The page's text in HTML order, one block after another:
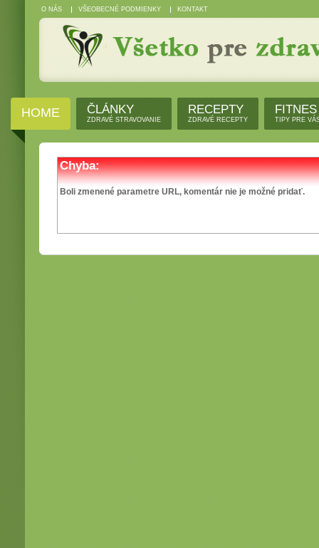
O NÁS VŠEOBECNÉ PODMIENKY KONTAKT
HOME ČLÁNKY
ZDRAVÉ STRAVOVANIE
RECEPTY
ZDRAVÉ RECEPTY
FITNES
TIPY PRE
Chyba:
Boli zmenené parametre URL, komentár nie je možné pridať.